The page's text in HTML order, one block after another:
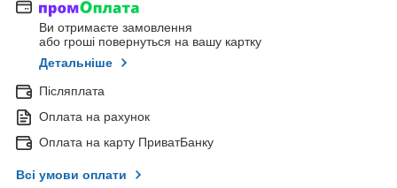
Ви отримаєте замовлення
або гроші повернуться на вашу картку
Детальніше
Післяплата
Оплата на рахунок
Оплата на карту ПриватБанку
Всі умови оплати